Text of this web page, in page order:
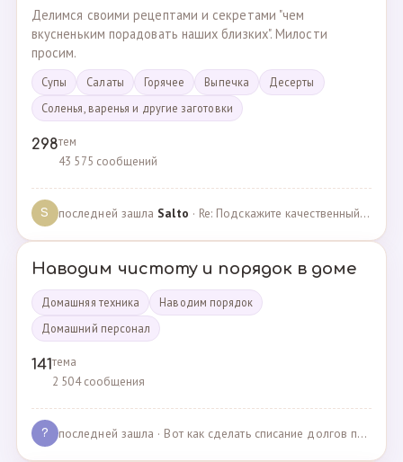
Делимся своими рецептами и секретами "чем
вкусненьким порадовать наших близких". Милости
просим.
Супы Cалаты Горячее Выпечка
Десерты
Соленья, варенья и другие заготовки
298тем
43 575 сообщений
S последней зашла Salto · Re: Подскажите качественный и крепкий капсульный ко… · 01.09.2024
Наводим чистоту и порядок в доме
Домашняя техника
Наводим порядок
Домашний персонал
141тема
2 504 сообщения
? последней зашла · Вот как сделать списание долгов по жкх? · 02.05.2025